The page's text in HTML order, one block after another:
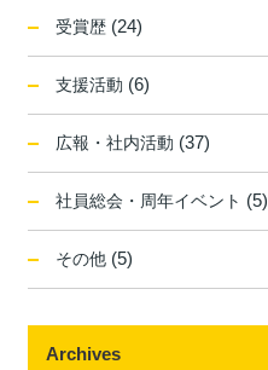
受賞歴 (24)
支援活動 (6)
広報・社内活動 (37)
社員総会・周年イベント (5)
その他 (5)
Archives